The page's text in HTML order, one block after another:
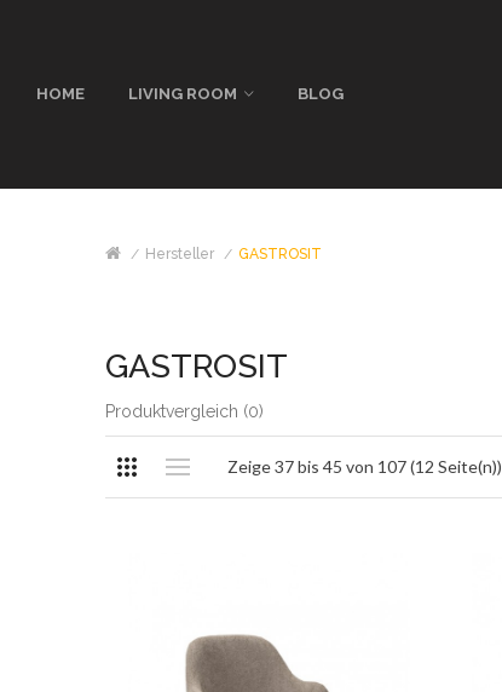
HOME LIVING ROOM BLOG
Hersteller GASTROSIT
GASTROSIT
Produktvergleich (0)
Zeige 37 bis 45 von 107 (12 Seite(n))